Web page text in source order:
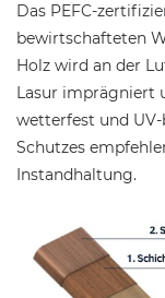
Das PEFC-
bewirtschafteten
Holz wird an der
Lasur imprägniert
wetterfest und
Schutzes
Instandhaltung.